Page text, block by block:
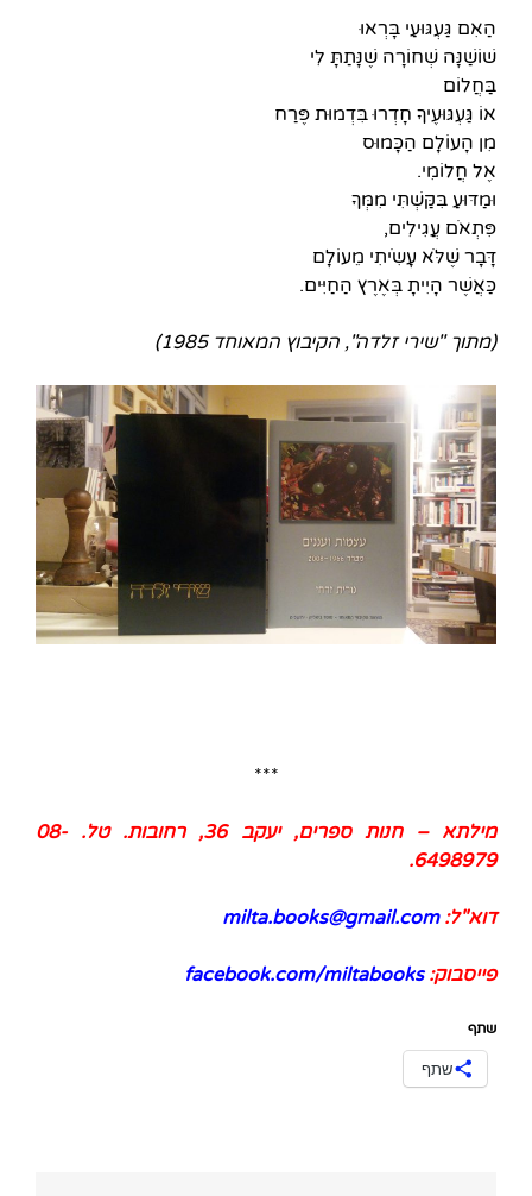
הַאִם גַּעְגּוּעַי בָּרְאוּ
שׁוֹשַׁנָּה שְׁחוֹרָה שֶׁנָּתַתָּ לִי
בַּחֲלוֹם
אוֹ גַּעְגּוּעֶיךָ חָדְרוּ בִּדְמוּת פֶּרַח
מִן הָעוֹלָם הַכָּמוּס
אֶל חֲלוֹמִי.
וּמַדּוּעַ בִּקַּשְׁתִּי מִמְּךָ
פִּתְאֹם עֲגִילִים,
דָּבָר שֶׁלֹּא עָשִֹיתִי מֵעוֹלָם
כַּאֲשֶׁר הָיִיתָ בְּאֶרֶץ הַחַיִּים.
(מתוך "שירי זלדה", הקיבוץ המאוחד 1985)
***
מילתא – חנות ספרים, יעקב 36, רחובות. טל.
08-
6498979
.
דוא"ל: milta.books@gmail.com
פייסבוק: facebook.com/miltabooks
שתף
שתף